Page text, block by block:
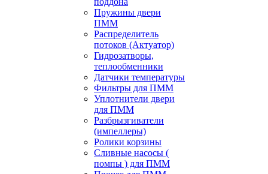
Пружины двери
ПММ
Распределитель
потоков (Актуатор)
Гидрозатворы,
теплообменники
Датчики температуры
Фильтры для ПММ
Уплотнители двери
для ПММ
Разбрызгиватели
(импеллеры)
Ролики корзины
Сливные насосы (
помпы ) для ПММ